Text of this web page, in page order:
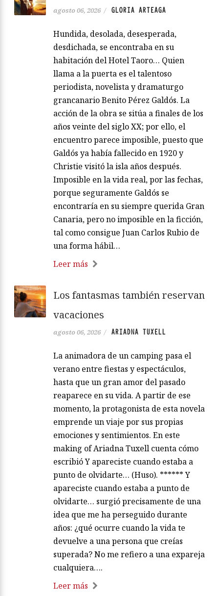
agosto 06, 2026 / GLORIA ARTEAGA
Hundida, desolada, desesperada,
desdichada, se encontraba en su
habitación del Hotel Taoro… Quien
llama a la puerta es el talentoso
periodista, novelista y dramaturgo
grancanario Benito Pérez Galdós. La
acción de la obra se sitúa a finales de los
años veinte del siglo XX; por ello, el
encuentro parece imposible, puesto que
Galdós ya había fallecido en 1920 y
Christie visitó la isla años después.
Imposible en la vida real, por las fechas,
porque seguramente Galdós se
encontraría en su siempre querida Gran
Canaria, pero no imposible en la ficción,
tal como consigue Juan Carlos Rubio de
una forma hábil…
Leer más
Los fantasmas también reservan
vacaciones
agosto 06, 2026 / ARIADNA TUXELL
La animadora de un camping pasa el
verano entre fiestas y espectáculos,
hasta que un gran amor del pasado
reaparece en su vida. A partir de ese
momento, la protagonista de esta novela
emprende un viaje por sus propias
emociones y sentimientos. En este
making of Ariadna Tuxell cuenta cómo
escribió Y apareciste cuando estaba a
punto de olvidarte… (Huso). ****** Y
apareciste cuando estaba a punto de
olvidarte… surgió precisamente de una
idea que me ha perseguido durante
años: ¿qué ocurre cuando la vida te
devuelve a una persona que creías
superada? No me refiero a una expareja
cualquiera….
Leer más